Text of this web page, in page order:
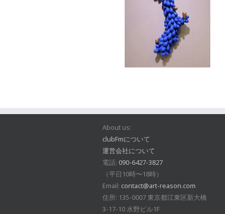
About us:
clubFmについて
運営会社について
電話: 090-6427-3827
（平日10時〜18時）
Email: contact@art-reason.com
住所: 135-0007 東京都江東区新大橋
3-17-10 水野ビル1F